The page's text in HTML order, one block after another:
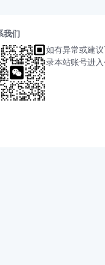
我们
如有异常或建
录本站账号进入